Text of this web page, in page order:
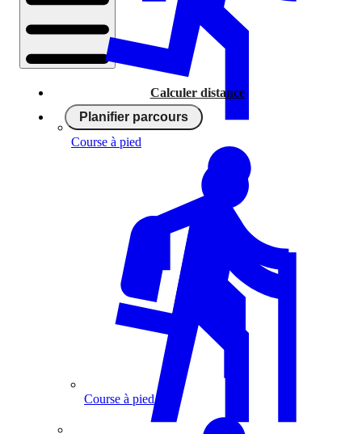
Calculer distance
Planifier parcours
Course à pied
Course à pied